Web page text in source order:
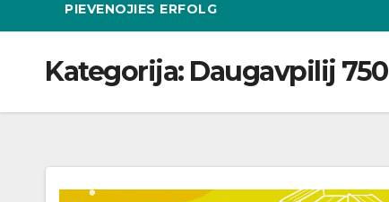
PIEVENOJIES ERFOLG
Kategorija: Daugavpilij 750